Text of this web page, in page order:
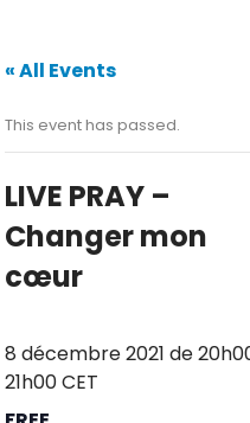
Contact
« All Events
This event has passed.
LIVE PRAY –
Changer mon
cœur
8 décembre 2021 de
21h00CET